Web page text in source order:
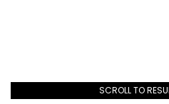
SCROLL TO